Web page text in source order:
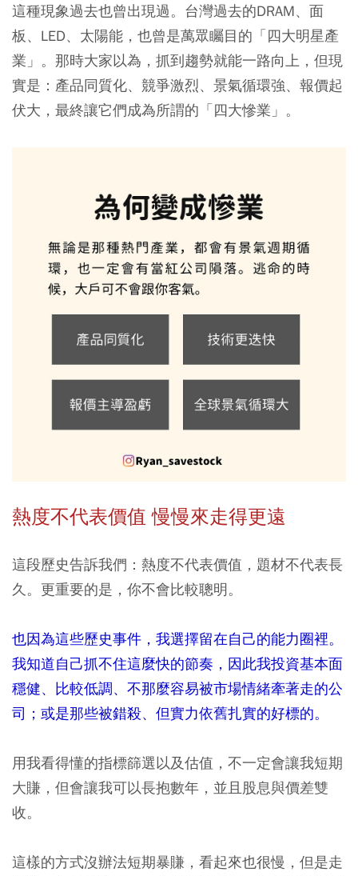
這種現象過去也曾出現過。台灣過去的DRAM、面
板、LED、太陽能，也曾是萬眾矚目的「四大明星產
業」。那時大家以為，抓到趨勢就能一路向上，但現
實是：產品同質化、競爭激烈、景氣循環強、報價起
伏大，最終讓它們成為所謂的「四大慘業」。
熱度不代表價值 慢慢來走得更遠
這段歷史告訴我們：熱度不代表價值，題材不代表長
久。更重要的是，你不會比較聰明。
也因為這些歷史事件，我選擇留在自己的能力圈裡。
我知道自己抓不住這麼快的節奏，因此我投資基本面
穩健、比較低調、不那麼容易被市場情緒牽著走的公
司；或是那些被錯殺、但實力依舊扎實的好標的。
用我看得懂的指標篩選以及估值，不一定會讓我短期
大賺，但會讓我可以長抱數年，並且股息與價差雙
收。
這樣的方式沒辦法短期暴賺，看起來也很慢，但是走